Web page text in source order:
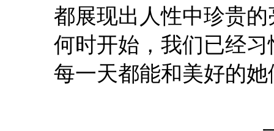
都展现出人性中珍贵
何时开始，我们已经
每一天都能和美好的